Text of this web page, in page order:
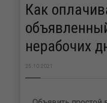
Как
нерабочих
25.10.2021